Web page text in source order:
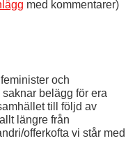
med kommentarer)
och
belägg för era
till följd av
längre från
offerkofta vi står med